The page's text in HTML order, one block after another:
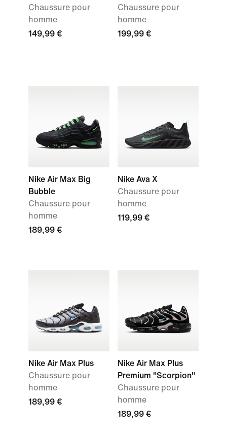
Chaussure pour
homme
149,99 €
Chaussure pour
homme
199,99 €
Nike Air Max Big
Bubble
Chaussure pour
homme
189,99 €
Nike Ava X
Chaussure pour
homme
119,99 €
Nike Air Max Plus
Chaussure pour
homme
189,99 €
Nike Air Max Plus
Premium "Scorpion"
Chaussure pour
homme
189,99 €